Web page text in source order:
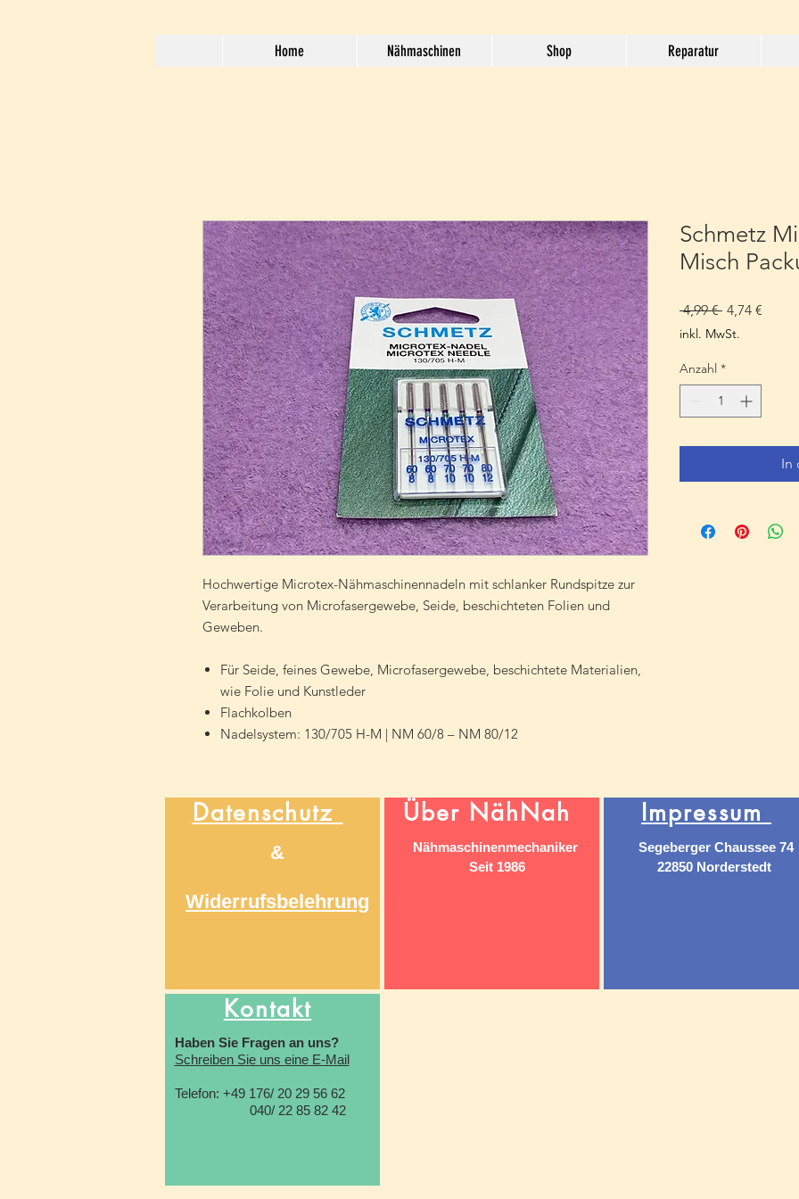
Home Nähmaschinen Shop Reparatur
Hochwertige Microtex-Nähmaschinennadeln mit schlanker Rundspitze zur
Verarbeitung von Microfasergewebe, Seide, beschichteten Folien und
Geweben.
Für Seide, feines Gewebe, Microfasergewebe, beschichtete Materialien,
wie Folie und Kunstleder
Flachkolben
Nadelsystem: 130/705 H-M | NM 60/8 – NM 80/12
Schmetz
Misch
4,99 € 4,74 €
inkl. MwSt.
Anzahl *
In
Datenschutz
&
Widerrufsbelehrung
Über NähNah
Nähmaschinenmechaniker
Seit 1986
Impressum
Segeberger Chaussee 74
22850 Norderstedt
Kontakt
Haben Sie Fragen an uns?
Schreiben Sie uns eine E-Mail
Telefon: +49 176/ 20 29 56 62
040/ 22 85 82 42